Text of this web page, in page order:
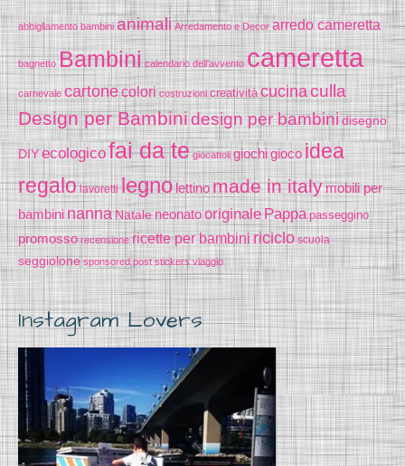
abbigliamento bambini animali Arredamento e Decor arredo cameretta
bagnetto Bambini calendario dell'avvento cameretta
carnevale cartonecolori costruzioni creatività cucinaculla
Design per Bambinidesign per bambinidisegno
DIYecologicofai da te giocattoli giochigioco idea
regalo lavoretti legno lettinomade in italymobili per
bambininannaNatale neonatooriginale Pappa passeggino
promosso recensione ricette per bambini riciclo scuola
seggiolone sponsored post stickers viaggio
Instagram Lovers